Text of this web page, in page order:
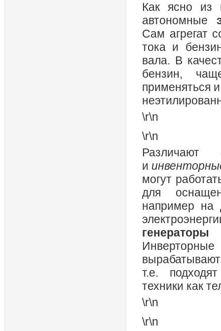
Как ясно из
автономные
Сам агрегат
тока и
вала. В
бензин,
применяться
\r\n
\r\n
Различают
и
могут
для
например на
генераторы
т.е.
техники как
\r\n
\r\n